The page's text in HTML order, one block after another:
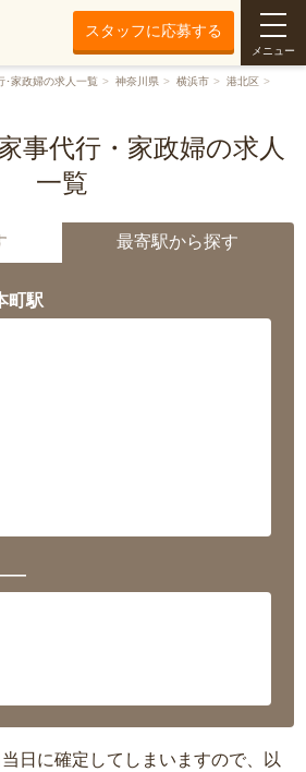
スタッフに応募する
メニュー
･家政婦の求人一覧 神奈川県 横浜市
港北区
事代行・家政婦の求人
一覧
最寄駅から探す
町駅
日に確定してしまいますので、以